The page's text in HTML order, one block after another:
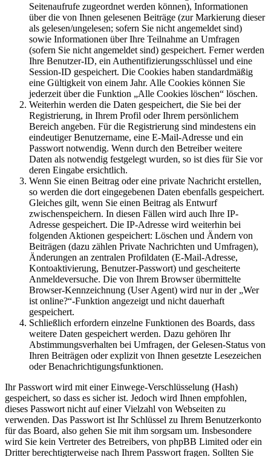
Seitenaufrufe zugeordnet werden können), Informationen
über die von Ihnen gelesenen Beiträge (zur Markierung dieser
als gelesen/ungelesen; sofern Sie nicht angemeldet sind)
sowie Informationen über Ihre Teilnahme an Umfragen
(sofern Sie nicht angemeldet sind) gespeichert. Ferner werden
Ihre Benutzer-ID, ein Authentifizierungsschlüssel und eine
Session-ID gespeichert. Die Cookies haben standardmäßig
eine Gültigkeit von einem Jahr. Alle Cookies können Sie
jederzeit über die Funktion „Alle Cookies löschen“ löschen.
Weiterhin werden die Daten gespeichert, die Sie bei der
Registrierung, in Ihrem Profil oder Ihrem persönlichem
Bereich angeben. Für die Registrierung sind mindestens ein
eindeutiger Benutzername, eine E-Mail-Adresse und ein
Passwort notwendig. Wenn durch den Betreiber weitere
Daten als notwendig festgelegt wurden, so ist dies für Sie vor
deren Eingabe ersichtlich.
Wenn Sie einen Beitrag oder eine private Nachricht erstellen,
so werden die dort eingegebenen Daten ebenfalls gespeichert.
Gleiches gilt, wenn Sie einen Beitrag als Entwurf
zwischenspeichern. In diesen Fällen wird auch Ihre IP-
Adresse gespeichert. Die IP-Adresse wird weiterhin bei
folgenden Aktionen gespeichert: Löschen und Ändern von
Beiträgen (dazu zählen Private Nachrichten und Umfragen),
Änderungen an zentralen Profildaten (E-Mail-Adresse,
Kontoaktivierung, Benutzer-Passwort) und gescheiterte
Anmeldeversuche. Die von Ihrem Browser übermittelte
Browser-Kennzeichnung (User Agent) wird nur in der „Wer
ist online?“-Funktion angezeigt und nicht dauerhaft
gespeichert.
Schließlich erfordern einzelne Funktionen des Boards, dass
weitere Daten gespeichert werden. Dazu gehören Ihr
Abstimmungsverhalten bei Umfragen, der Gelesen-Status von
Ihren Beiträgen oder explizit von Ihnen gesetzte Lesezeichen
oder Benachrichtigungsfunktionen.
Ihr Passwort wird mit einer Einwege-Verschlüsselung (Hash)
gespeichert, so dass es sicher ist. Jedoch wird Ihnen empfohlen,
dieses Passwort nicht auf einer Vielzahl von Webseiten zu
verwenden. Das Passwort ist Ihr Schlüssel zu Ihrem Benutzerkonto
für das Board, also gehen Sie mit ihm sorgsam um. Insbesondere
wird Sie kein Vertreter des Betreibers, von phpBB Limited oder ein
Dritter berechtigterweise nach Ihrem Passwort fragen. Sollten Sie